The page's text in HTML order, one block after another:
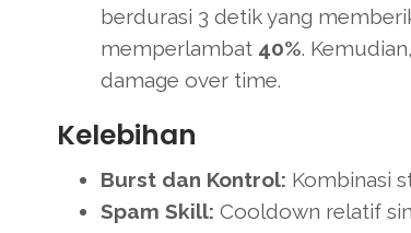
berdurasi 3 detik yang
memperlambat 40%.
damage over time.
Kelebihan
Burst dan Kontrol: Kombinasi
Spam Skill: Cooldown relatif